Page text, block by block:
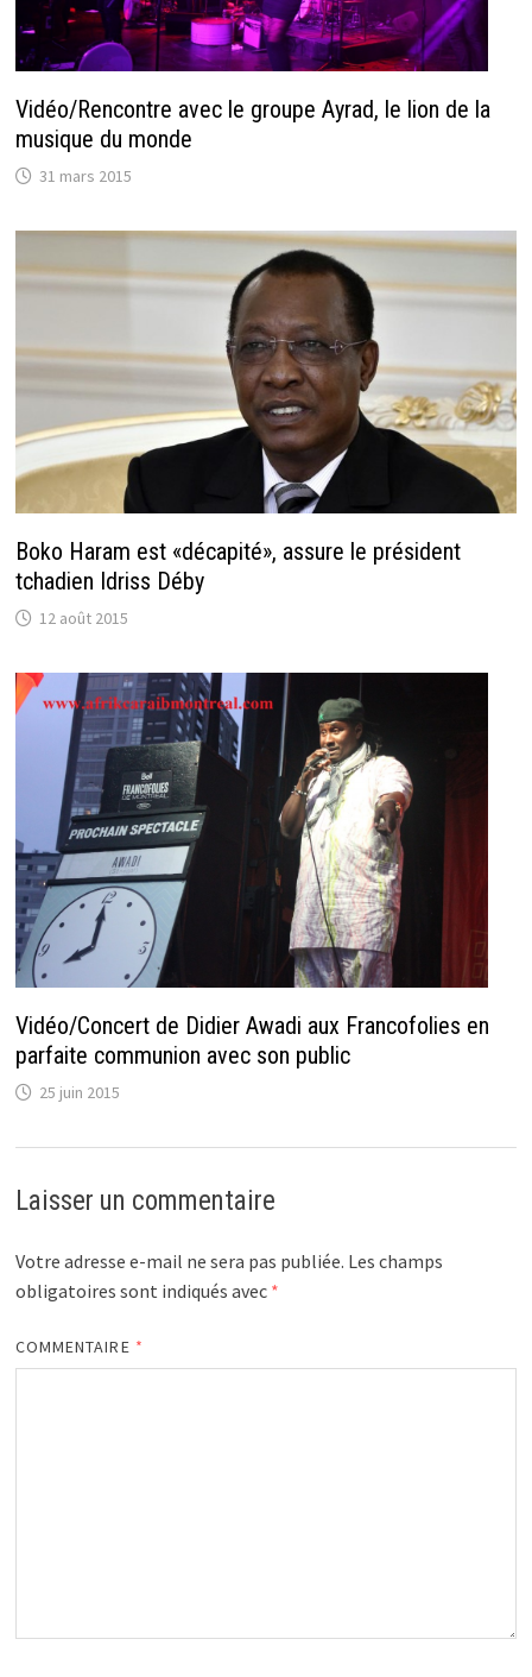
Vidéo/Rencontre avec le groupe Ayrad, le lion de la
musique du monde
31 mars 2015
Boko Haram est «décapité», assure le président
tchadien Idriss Déby
12 août 2015
Vidéo/Concert de Didier Awadi aux Francofolies en
parfaite communion avec son public
25 juin 2015
Laisser un commentaire
Votre adresse e-mail ne sera pas publiée. Les champs
obligatoires sont indiqués avec *
COMMENTAIRE *